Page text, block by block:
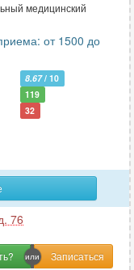
медицинский
от 1500 до
8.67/ 10
119
32
76